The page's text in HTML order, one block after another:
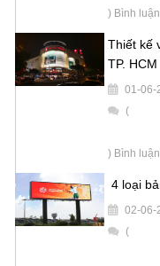
) Bình luận
Thiết kế
TP. HCM
01-06-
(
) Bình luận
4 loại
02-06-
(